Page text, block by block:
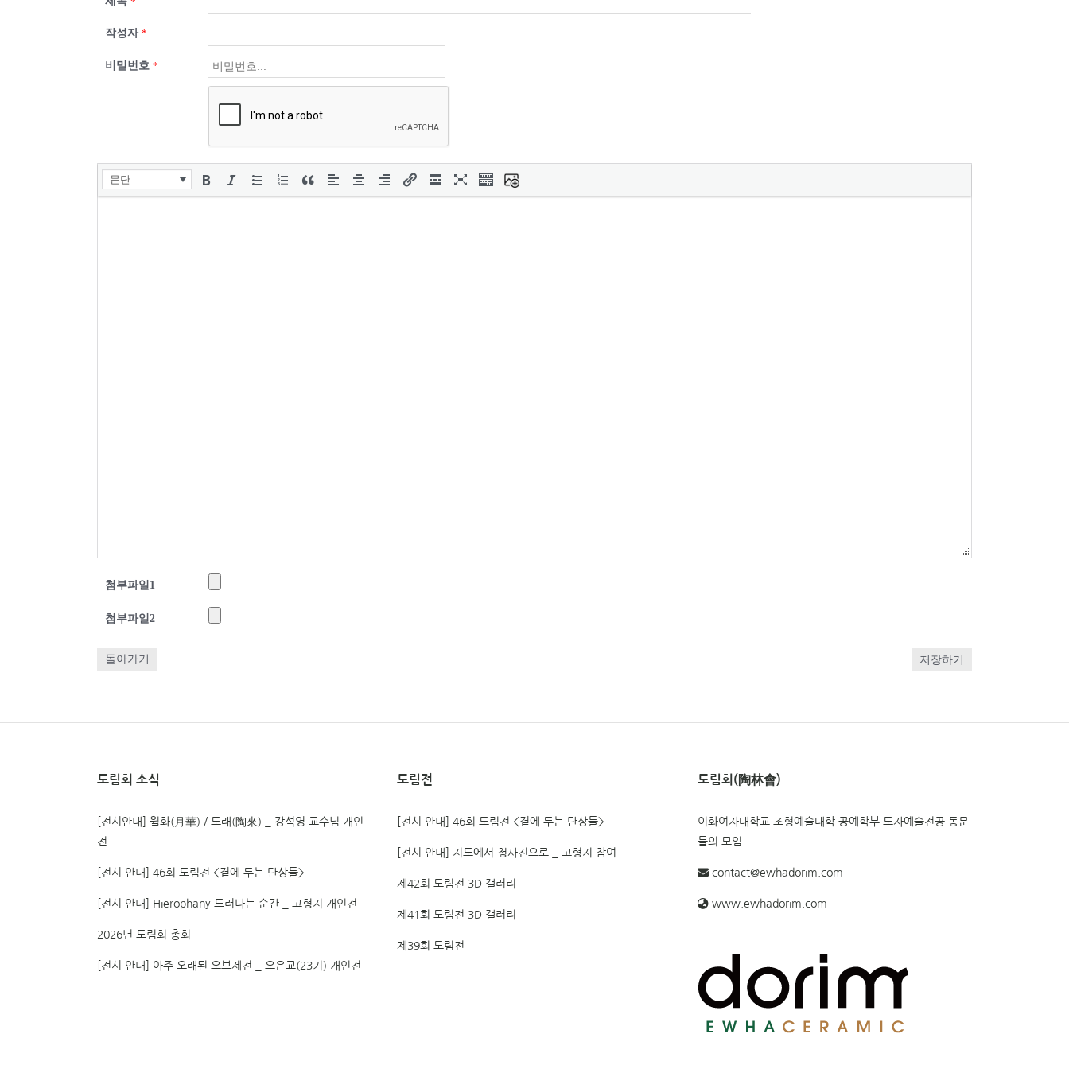
도림회 소식
[전시안내] 월화(月華) / 도래(陶來) _ 강석영 교수님 개인
전
[전시 안내] 46회 도림전 <곁에 두는 단상들>
[전시 안내] Hierophany 드러나는 순간 _ 고형지 개인전
2026년 도림회 총회
[전시 안내] 아주 오래된 오브제전 _ 오은교(23기) 개인전
도림전
[전시 안내] 46회 도림전 <곁에 두는 단상들>
[전시 안내] 지도에서 청사진으로 _ 고형지 참여
제42회 도림전 3D 갤러리
제41회 도림전 3D 갤러리
제39회 도림전
도림회(陶林會)
이화여자대학교 조형예술대학 공예학부 도자예술전공 동문
들의 모임
contact@ewhadorim.com
www.ewhadorim.com